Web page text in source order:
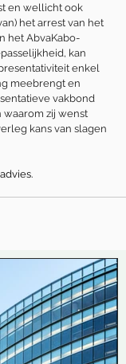
en wellicht ook
het arrest van het
het AbvaKabo-
kan
enkel
meebrengt en
vakbond
zij wenst
kans van slagen